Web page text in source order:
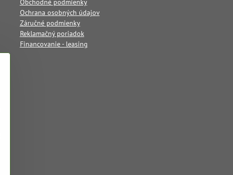
Obchodné podmienky
Ochrana osobných údajov
Záručné podmienky
Reklamačný poriadok
Financovanie - leasing